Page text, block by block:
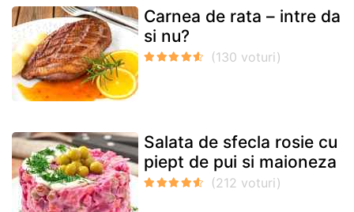
Carnea de rata – intre da
si nu?
Salata de sfecla rosie cu
piept de pui si maioneza